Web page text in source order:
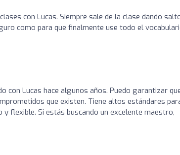
con Lucas. Siempre sale de la clase dando
como para que finalmente use todo el
con Lucas hace algunos años. Puedo garantizar
que existen. Tiene altos estándares
flexible. Si estás buscando un excelente maestro,